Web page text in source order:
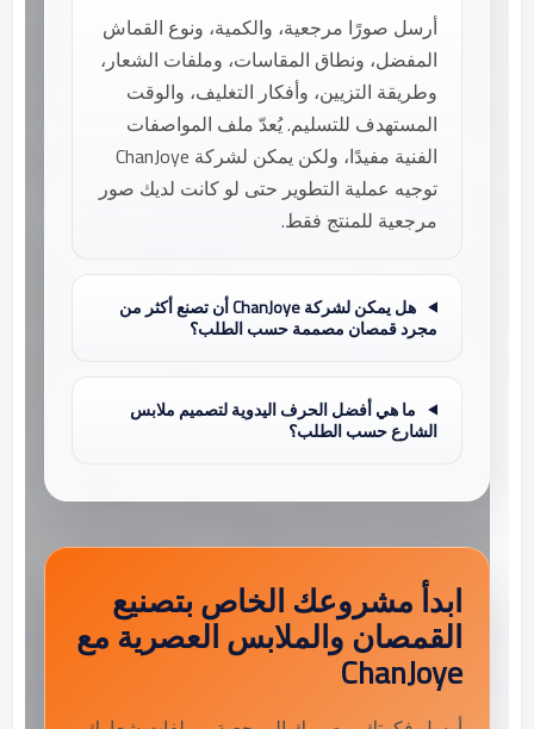
أرسل صورًا مرجعية، والكمية، ونوع القماش
المفضل، ونطاق المقاسات، وملفات الشعار،
وطريقة التزيين، وأفكار التغليف، والوقت
المستهدف للتسليم. يُعدّ ملف المواصفات
الفنية مفيدًا، ولكن يمكن لشركة ChanJoye
توجيه عملية التطوير حتى لو كانت لديك صور
مرجعية للمنتج فقط.
هل يمكن لشركة ChanJoye أن تصنع أكثر من
مجرد قمصان مصممة حسب الطلب؟
ما هي أفضل الحرف اليدوية لتصميم ملابس
الشارع حسب الطلب؟
ابدأ مشروعك الخاص بتصنيع
القمصان والملابس العصرية مع
ChanJoye